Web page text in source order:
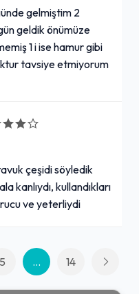
gelmiştim 2
geldik önümüze
1 i ise hamur gibi
tavsiye etmiyorum
çeşidi söyledik
kanlıydı, kullandıkları
ve yeterliydi
5 ... 14